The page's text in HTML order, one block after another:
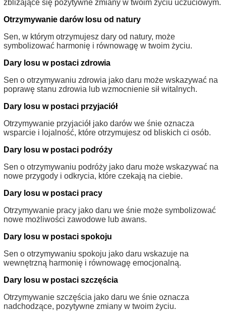
zbliżające się pozytywne zmiany w twoim życiu uczuciowym.
Otrzymywanie darów losu od natury
Sen, w którym otrzymujesz dary od natury, może
symbolizować harmonię i równowagę w twoim życiu.
Dary losu w postaci zdrowia
Sen o otrzymywaniu zdrowia jako daru może wskazywać na
poprawę stanu zdrowia lub wzmocnienie sił witalnych.
Dary losu w postaci przyjaciół
Otrzymywanie przyjaciół jako darów we śnie oznacza
wsparcie i lojalność, które otrzymujesz od bliskich ci osób.
Dary losu w postaci podróży
Sen o otrzymywaniu podróży jako daru może wskazywać na
nowe przygody i odkrycia, które czekają na ciebie.
Dary losu w postaci pracy
Otrzymywanie pracy jako daru we śnie może symbolizować
nowe możliwości zawodowe lub awans.
Dary losu w postaci spokoju
Sen o otrzymywaniu spokoju jako daru wskazuje na
wewnętrzną harmonię i równowagę emocjonalną.
Dary losu w postaci szczęścia
Otrzymywanie szczęścia jako daru we śnie oznacza
nadchodzące, pozytywne zmiany w twoim życiu.